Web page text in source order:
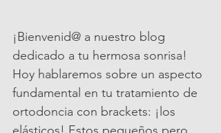
¡Bienvenid@ a nuestro blog
dedicado a tu hermosa sonrisa!
Hoy hablaremos sobre un aspecto
fundamental en tu tratamiento de
ortodoncia con brackets: ¡los